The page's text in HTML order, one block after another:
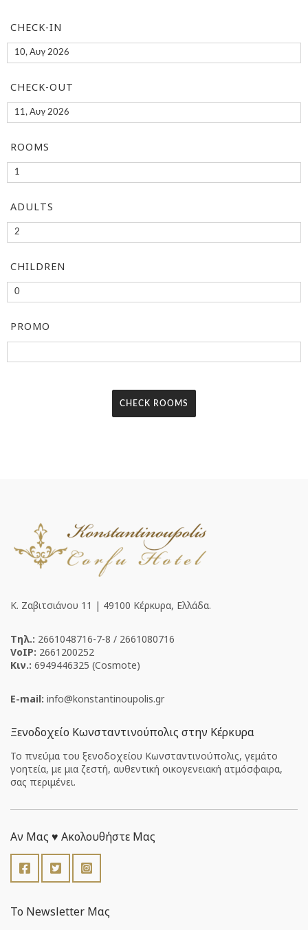
CHECK-IN
CHECK-OUT
ROOMS
ADULTS
CHILDREN
PROMO
Κ. Ζαβιτσιάνου 11 | 49100 Κέρκυρα, Ελλάδα.
Τηλ.: 2661048716-7-8 / 2661080716
VoIP: 2661200252
Κιν.: 6949446325 (Cosmote)
E-mail: info konstantinoupolis gr
Ξενοδοχείο Κωνσταντινούπολις στην Κέρκυρα
Το πνεύμα του ξενοδοχείου Κωνσταντινούπολις, γεμάτο
γοητεία, με μια ζεστή, αυθεντική οικογενειακή ατμόσφαιρα,
σας περιμένει.
Αν Μας ♥️ Ακολουθήστε Μας
Το Newsletter Μας